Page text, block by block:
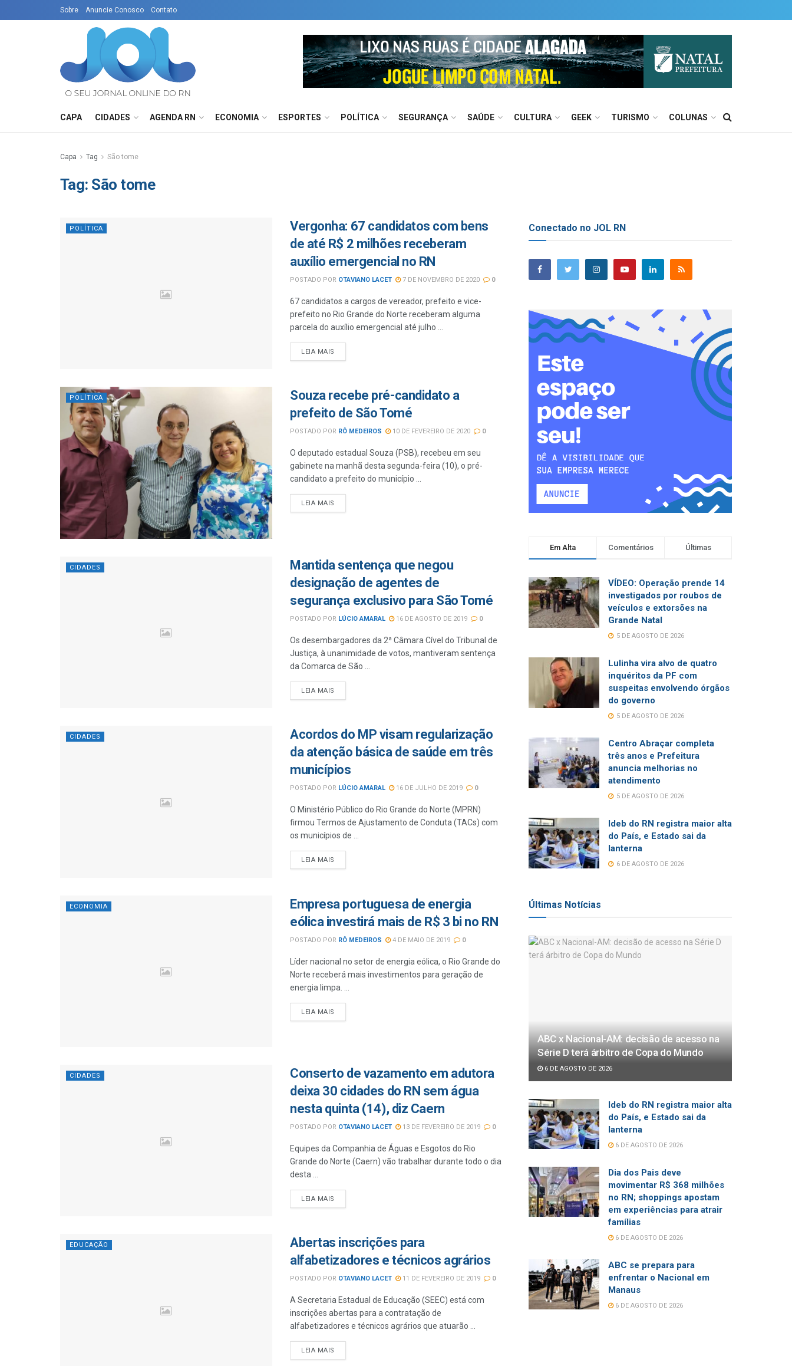
Sobre Anuncie Conosco Contato
CAPA CIDADES AGENDA RN ECONOMIA ESPORTES POLÍTICA SEGURANÇA SAÚDE CULTURA GEEK TURISMO COLUNAS
Capa Tag São tome
Tag: São tome
POLÍTICA
Vergonha: 67 candidatos com bens
de até R$ 2 milhões receberam
auxílio emergencial no RN
POSTADO POR OTAVIANO LACET 7 DE NOVEMBRO DE 2020 0
67 candidatos a cargos de vereador, prefeito e vice-
prefeito no Rio Grande do Norte receberam alguma
parcela do auxílio emergencial até julho ...
LEIA MAIS
POLÍTICA
Souza recebe pré-candidato a
prefeito de São Tomé
POSTADO POR RÔ MEDEIROS 10 DE FEVEREIRO DE 2020 0
O deputado estadual Souza (PSB), recebeu em seu
gabinete na manhã desta segunda-feira (10), o pré-
candidato a prefeito do município ...
LEIA MAIS
CIDADES
Mantida sentença que negou
designação de agentes de
segurança exclusivo para São Tomé
POSTADO POR LÚCIO AMARAL 16 DE AGOSTO DE 2019 0
Os desembargadores da 2ª Câmara Cível do Tribunal de
Justiça, à unanimidade de votos, mantiveram sentença
da Comarca de São ...
LEIA MAIS
CIDADES
Acordos do MP visam regularização
da atenção básica de saúde em três
municípios
POSTADO POR LÚCIO AMARAL 16 DE JULHO DE 2019 0
O Ministério Público do Rio Grande do Norte (MPRN)
firmou Termos de Ajustamento de Conduta (TACs) com
os municípios de ...
LEIA MAIS
ECONOMIA
Empresa portuguesa de energia
eólica investirá mais de R$ 3 bi no RN
POSTADO POR RÔ MEDEIROS 4 DE MAIO DE 2019 0
Líder nacional no setor de energia eólica, o Rio Grande do
Norte receberá mais investimentos para geração de
energia limpa. ...
LEIA MAIS
CIDADES
Conserto de vazamento em adutora
deixa 30 cidades do RN sem água
nesta quinta (14), diz Caern
POSTADO POR OTAVIANO LACET 13 DE FEVEREIRO DE 2019 0
Equipes da Companhia de Águas e Esgotos do Rio
Grande do Norte (Caern) vão trabalhar durante todo o dia
desta ...
LEIA MAIS
EDUCAÇÃO
Abertas inscrições para
alfabetizadores e técnicos agrários
POSTADO POR OTAVIANO LACET 11 DE FEVEREIRO DE 2019 0
A Secretaria Estadual de Educação (SEEC) está com
inscrições abertas para a contratação de
alfabetizadores e técnicos agrários que atuarão ...
LEIA MAIS
Conectado no JOL RN
Em Alta Comentários Últimas
VÍDEO: Operação prende 14
investigados por roubos de
veículos e extorsões na
Grande Natal
5 DE AGOSTO DE 2026
Lulinha vira alvo de quatro
inquéritos da PF com
suspeitas envolvendo órgãos
do governo
5 DE AGOSTO DE 2026
Centro Abraçar completa
três anos e Prefeitura
anuncia melhorias no
atendimento
5 DE AGOSTO DE 2026
Ideb do RN registra maior alta
do País, e Estado sai da
lanterna
6 DE AGOSTO DE 2026
Últimas Notícias
ABC x Nacional-AM: decisão de acesso na
Série D terá árbitro de Copa do Mundo
6 DE AGOSTO DE 2026
Ideb do RN registra maior alta
do País, e Estado sai da
lanterna
6 DE AGOSTO DE 2026
Dia dos Pais deve
movimentar R$ 368 milhões
no RN; shoppings apostam
em experiências para atrair
famílias
6 DE AGOSTO DE 2026
ABC se prepara para
enfrentar o Nacional em
Manaus
6 DE AGOSTO DE 2026